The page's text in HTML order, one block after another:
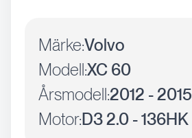
Märke:Volvo
Modell:XC 60
Årsmodell:2012 - 2015
Motor:D3 2.0 - 136HK